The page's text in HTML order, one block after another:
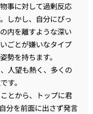
事に対して過剰反応
しかし、自分にぴっ
内を離すような深い
ごとが嫌いなタイプ
勢を持ちます。
人望も熱く、多くの
す。
とから、トップに君
分を前面に出さず発言